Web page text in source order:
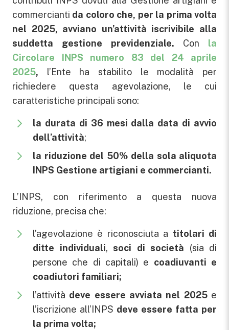
commercianti da coloro che, per la prima volta
nel 2025, avviano un’attività iscrivibile alla
suddetta gestione previdenziale. Con la
Circolare INPS numero 83 del 24 aprile
2025, l’Ente ha stabilito le modalità per
richiedere questa agevolazione, le cui
caratteristiche principali sono:
la durata di 36 mesi dalla data di avvio
dell’attività;
la riduzione del 50% della sola aliquota
INPS Gestione artigiani e commercianti.
L’INPS, con riferimento a questa nuova
riduzione, precisa che:
l’agevolazione è riconosciuta a titolari di
ditte individuali, soci di società (sia di
persone che di capitali) e coadiuvanti e
coadiutori familiari;
l’attività deve essere avviata nel 2025e
l’iscrizione all’INPS deve essere fatta per
la prima volta;